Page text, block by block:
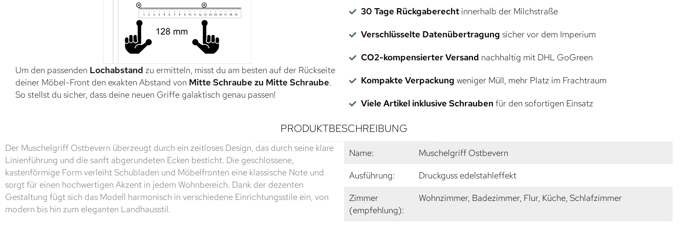
Um den passenden Lochabstand zu ermitteln, misst du am besten auf der Rückseite
deiner Möbel-Front den exakten Abstand von Mitte Schraube zu Mitte Schraube.
So stellst du sicher, dass deine neuen Griffe galaktisch genau passen!
30 Tage Rückgaberechtinnerhalb der Milchstraße
Verschlüsselte Datenübertragung sicher vor dem Imperium
CO2-kompensierter Versand nachhaltig mit DHL GoGreen
Kompakte Verpackung weniger Müll, mehr Platz im Frachtraum
Viele Artikel inklusive Schrauben für den sofortigen Einsatz
PRODUKTBESCHREIBUNG
Der Muschelgriff Ostbevern überzeugt durch ein zeitloses Design, das durch seine klare
Linienführung und die sanft abgerundeten Ecken besticht. Die geschlossene,
kastenförmige Form verleiht Schubladen und Möbelfronten eine klassische Note und
sorgt für einen hochwertigen Akzent in jedem Wohnbereich. Dank der dezenten
Gestaltung fügt sich das Modell harmonisch in verschiedene Einrichtungsstile ein, von
modern bis hin zum eleganten Landhausstil.
Name:
Muschelgriff Ostbevern
Ausführung:
Druckguss edelstahleffekt
Zimmer
(empfehlung):
Wohnzimmer, Badezimmer, Flur, Küche, Schlafzimmer